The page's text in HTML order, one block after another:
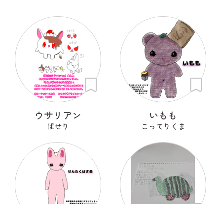
ウサリアン
ぱせり
いもも
こってりくま